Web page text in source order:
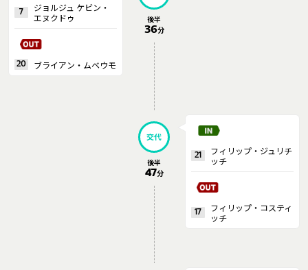
7
ジョルジュ ケビン・
エヌクドゥ
20 ブライアン・ムベウモ
後半
36分
交代
後半
47分
21
フィリップ・ジュリチ
ッチ
17
フィリップ・コスティ
ッチ